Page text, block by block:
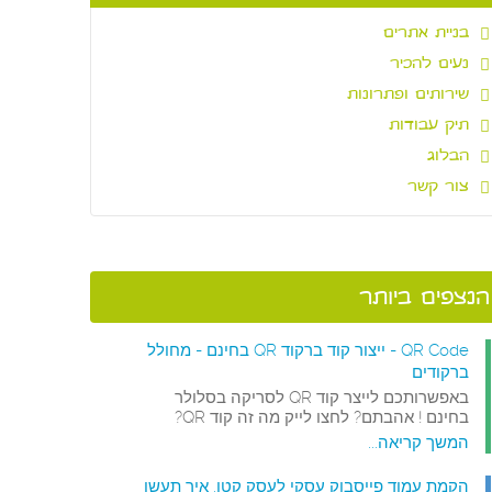
בניית אתרים
נעים להכיר
שירותים ופתרונות
תיק עבודות
הבלוג
צור קשר
הנצפים ביותר
QR Code - ייצור קוד ברקוד QR בחינם - מחולל
ברקודים
באפשרותכם לייצר קוד QR לסריקה בסלולר
בחינם ! אהבתם? לחצו לייק מה זה קוד QR?
המשך קריאה...
הקמת עמוד פייסבוק עסקי לעסק קטן. איך תעשו